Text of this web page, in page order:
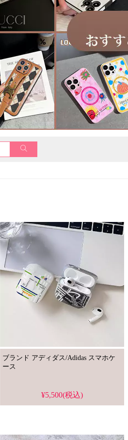
ブランド アディダス/Adidas スマホケ
ース
¥5,500(税込)